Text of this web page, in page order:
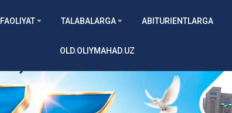
FAOLIYAT TALABALARGA ABITURIENTLARGA
OLD.OLIYMAHAD.UZ